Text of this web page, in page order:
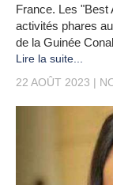
France. Les "Best
activités phares
de la Guinée
Lire la suite...
22 AOÛT 2023